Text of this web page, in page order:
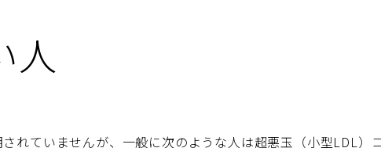
人
れていませんが、一般に次のような人は超悪玉（小型LDL